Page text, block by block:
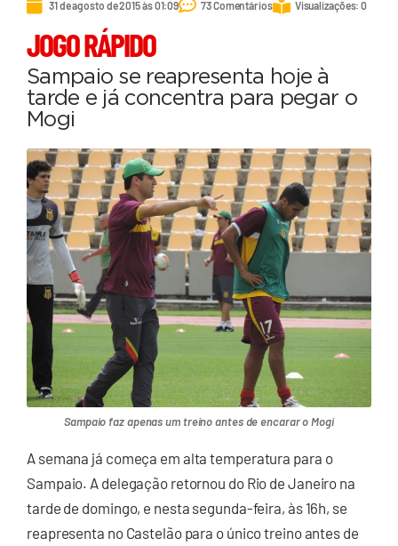
31 de agosto de 2015 às 01:09 73 Comentários Visualizações: 0
JOGO RÁPIDO
Sampaio se reapresenta hoje à
tarde e já concentra para pegar o
Mogi
Sampaio faz apenas um treino antes de encarar o Mogi
A semana já começa em alta temperatura para o
Sampaio. A delegação retornou do Rio de Janeiro na
tarde de domingo, e nesta segunda-feira, às 16h, se
reapresenta no Castelão para o único treino antes de